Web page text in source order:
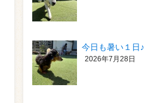
今日も暑い１日♪
2026年7月28日